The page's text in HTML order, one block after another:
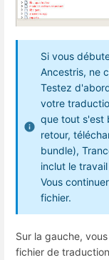
Si vous
Ancestris, ne
Testez
votre
que tout s'est
retour,
bundle),
inclut le
Vous
fichier.
Sur la gauche,
fichier de